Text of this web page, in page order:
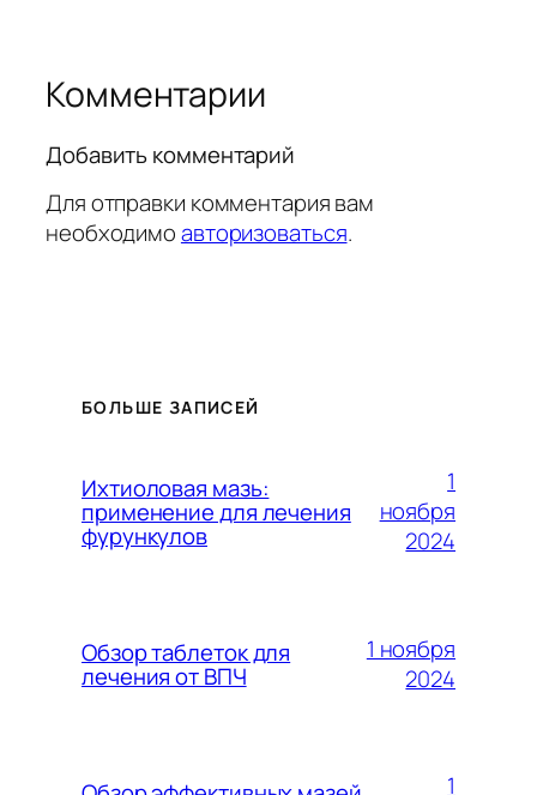
Комментарии
Добавить комментарий
Для отправки комментария вам
необходимоавторизоваться.
БОЛЬШЕ ЗАПИСЕЙ
Ихтиоловая мазь:
применение для лечения
фурункулов
1
ноября
2024
Обзор таблеток для
лечения от ВПЧ
1 ноября
2024
1